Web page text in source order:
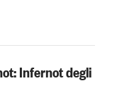
Infernot degli